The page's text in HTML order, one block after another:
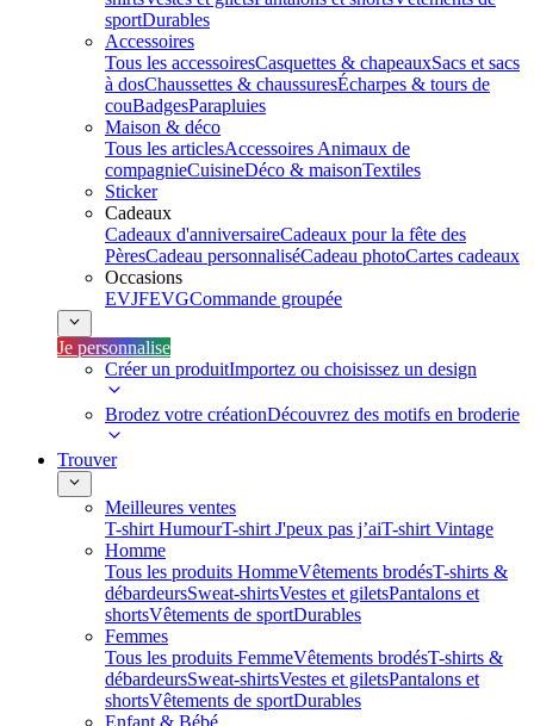
sportDurables
Accessoires
Tous les accessoiresCasquettes & chapeauxSacs et sacs
à dosChaussettes & chaussuresÉcharpes & tours de
couBadgesParapluies
Maison & déco
Tous les articlesAccessoires Animaux de
compagnieCuisineDéco & maisonTextiles
Sticker
Cadeaux
Cadeaux d'anniversaireCadeaux pour la fête des
PèresCadeau personnaliséCadeau photoCartes cadeaux
Occasions
EVJFEVGCommande groupée
Je personnalise
Créer un produitImportez ou choisissez un design
Brodez votre créationDécouvrez des motifs en broderie
Trouver
Meilleures ventes
T-shirt HumourT-shirt J'peux pas j’aiT-shirt Vintage
Homme
Tous les produits HommeVêtements brodésT-shirts &
débardeursSweat-shirtsVestes et giletsPantalons et
shortsVêtements de sportDurables
Femmes
Tous les produits FemmeVêtements brodésT-shirts &
débardeursSweat-shirtsVestes et giletsPantalons et
shortsVêtements de sportDurables
Enfant & Bébé